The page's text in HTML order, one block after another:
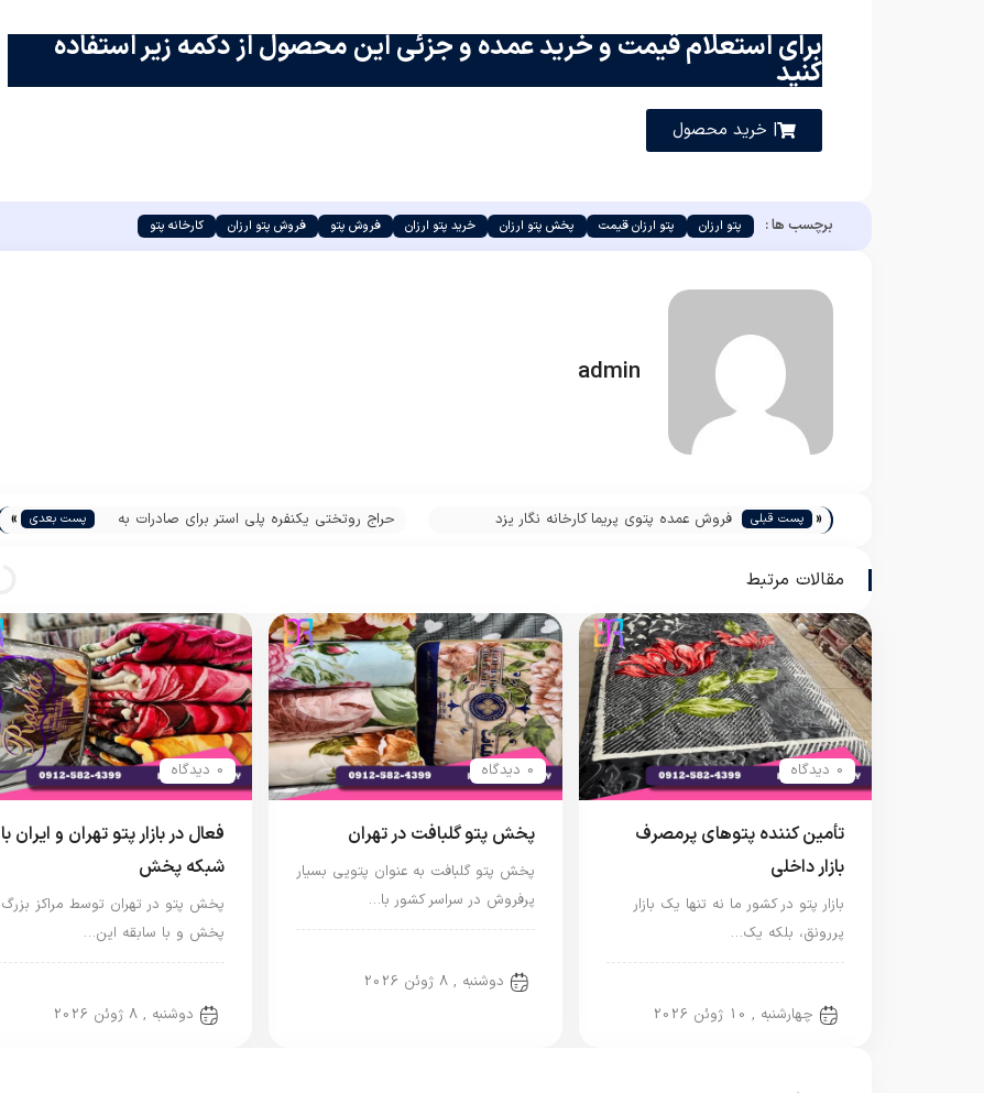
برای استعلام قیمت و خرید عمده و جزئی این محصول از دکمه زیر استفاده
کنید
| خرید محصول
برچسب ها : پتو ارزان پتو ارزان قیمت پخش پتو ارزان خرید پتو ارزان فروش پتو فروش پتو ارزان کارخانه پتو
admin
« پست قبلی فروش عمده پتوی پریما کارخانه نگار یزد
حراج روتختی یکنفره پلی استر برای صادرات به
پست بعدی »
مقالات مرتبط
0 دیدگاه
تأمین کننده پتوهای پرمصرف
بازار داخلی
بازار پتو در کشور ما نه تنها یک بازار
پررونق، بلکه یک…
چهارشنبه , 10 ژوئن 2026
0 دیدگاه
پخش پتو گلبافت در تهران
پخش پتو گلبافت به عنوان پتویی بسیار
پرفروش در سراسر کشور با…
دوشنبه , 8 ژوئن 2026
0 دیدگاه
فعال در بازار پتو تهران و ایران با
شبکه پخش
پخش پتو در تهران توسط مراکز بزرگ
پخش و با سابقه این…
دوشنبه , 8 ژوئن 2026